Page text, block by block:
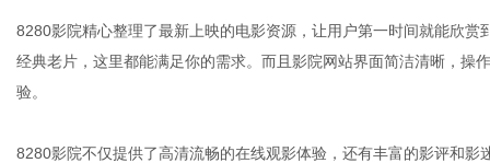
8280影院精心整理了最新上映的电影资源，让用户第一时间就能欣
经典老片，这里都能满足你的需求。而且影院网站界面简洁清晰，操
验。
8280影院不仅提供了高清流畅的在线观影体验，还有丰富的影评和